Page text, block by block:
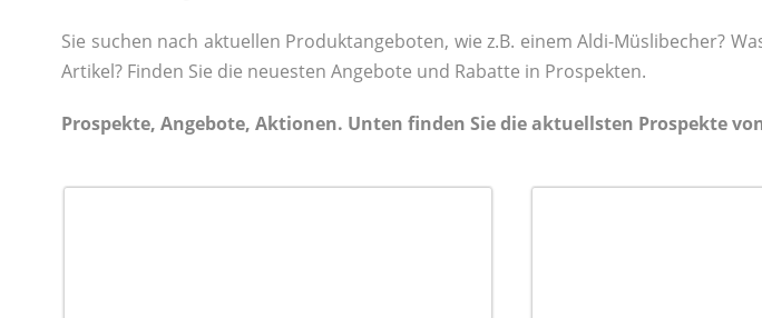
Sie suchen nach aktuellen Produktangeboten, wie z.B. einem Aldi-Müslibecher?
Artikel? Finden Sie die neuesten Angebote und Rabatte in Prospekten.
Prospekte, Angebote, Aktionen. Unten finden Sie die aktuellsten Prospekte